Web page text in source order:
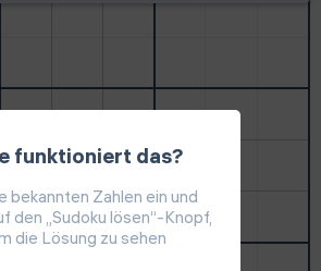
Turnier
Regeln
funktioniert das?
bekannten Zahlen ein und
den „Sudoku lösen“-Knopf,
die Lösung zu sehen